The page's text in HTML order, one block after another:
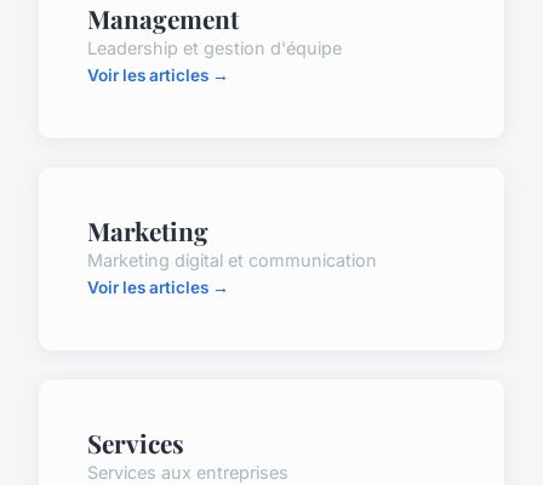
Management
Leadership et gestion d'équipe
Voir les articles →
Marketing
Marketing digital et communication
Voir les articles →
Services
Services aux entreprises